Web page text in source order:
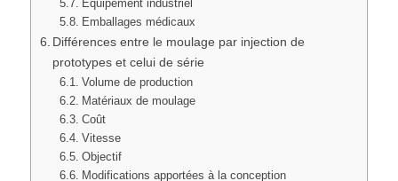
Équipement industriel
Emballages médicaux
Différences entre le moulage par injection de
prototypes et celui de série
Volume de production
Matériaux de moulage
Coût
Vitesse
Objectif
Modifications apportées à la conception